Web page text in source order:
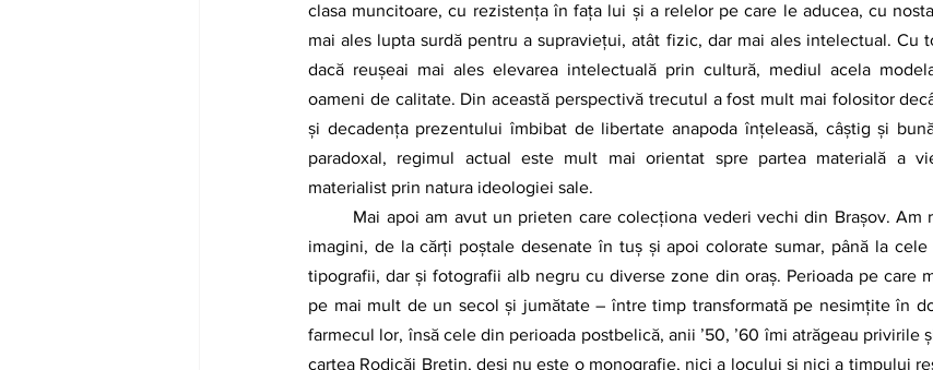
clasa muncitoare, cu rezistenţa în faţa lui şi a relelor pe care le aducea, cu
mai ales lupta surdă pentru a supravieţui, atât fizic, dar mai ales intelectual. Cu
dacă reuşeai mai ales elevarea intelectuală prin cultură, mediul acela
oameni de calitate. Din această perspectivă trecutul a fost mult mai folositor
şi decadența prezentului îmbibat de libertate anapoda înțeleasă, câştig şi
paradoxal, regimul actual este mult mai orientat spre partea materială a
materialist prin natura ideologiei sale.
imagini, de la cărţi poştale desenate în tuș şi apoi colorate sumar, până la
tipografii, dar şi fotografii alb negru cu diverse zone din oraş. Perioada pe care
pe mai mult de un secol şi jumătate – între timp transformată pe nesimțite în
farmecul lor, însă cele din perioada postbelică, anii ʼ50, ʼ60 îmi atrăgeau privirile
cartea Rodicăi Bretin, deşi nu este o monografie, nici a locului şi nici a timpului